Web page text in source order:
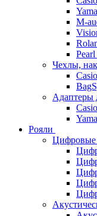
M-
Чехлы,
Casio
Адаптеры
Casio
Рояли
Цифровые